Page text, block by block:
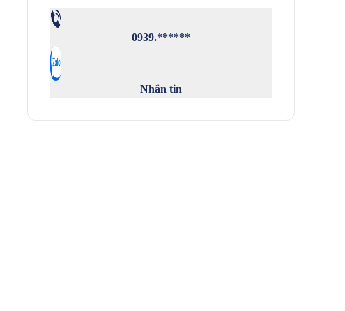
0939.******
Nhắn tin